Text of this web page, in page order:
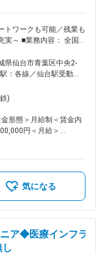
食事業・訪問介護事業
して地域住民の健康を
連携による細やかな医
調剤薬局事業では全
加盟件数は47都道府県
各地で事業を展開して
務
トワークも可能／残業も
： 全国
を担当して頂きます。
今後の事業展開、店舗
急募いたします。 具体
るクラウドインフラ部
■キャリアパ
負担する等、エンジニア
。 ■当社の特
調剤薬局事業・賃貸設
を支えるトータルサー
差した医療サービスの提
医療・サービスの提供
全国472店舗を展開、医
県仙台市青葉区中央2-
：各線／仙台駅受動喫
)
形態＞月給制＜賃金内
円＜月給＞
あり、選考を通じて上下
定手当を含めた表記で
気になる
ア◆医療インフラ